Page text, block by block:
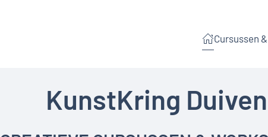
Cursussen
KunstKring Duiven